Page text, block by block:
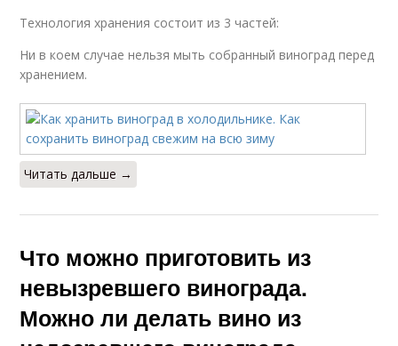
Технология хранения состоит из 3 частей:
Ни в коем случае нельзя мыть собранный виноград перед
хранением.
Читать дальше →
Что можно приготовить из
невызревшего винограда.
Можно ли делать вино из